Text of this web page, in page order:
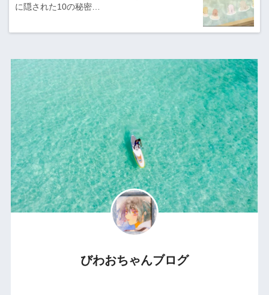
に隠された10の秘密…
びわおちゃんブログ